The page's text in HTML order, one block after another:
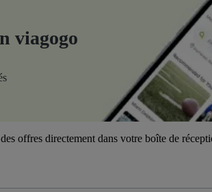
viagogo
offres directement dans votre boîte de